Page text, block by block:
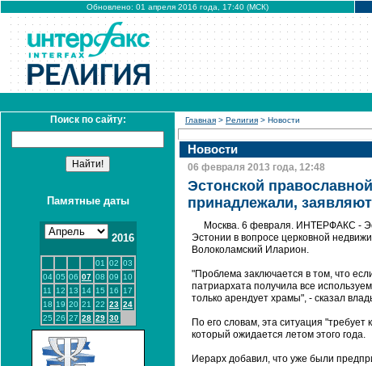
Обновлено: 01 апреля 2016 года, 17:40 (МСК)
Поиск по сайту:
Памятные даты
2016
01 02 03
04 05 06 07 08 09
10
11
12 13 14 15 16
17
18 19 20 21 22 23 24
25 26 27 28 29 30
Главная > Религия > Новости
Новости
06 февраля 2013 года, 12:48
Эстонской
принадлежали,
Москва. 6 февраля. ИНТЕРФАКС -
Эстонии в вопросе церковной
Волоколамский Иларион.
"Проблема заключается в том, что
патриархата получила все
только арендует храмы", - сказал
По его словам, эта ситуация
который ожидается летом этого года.
Иерарх добавил, что уже были